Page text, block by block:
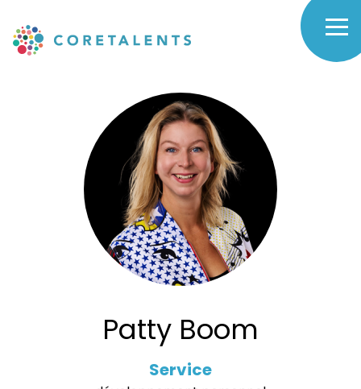
main
Patty
Coretalents
Patty Boom
Service